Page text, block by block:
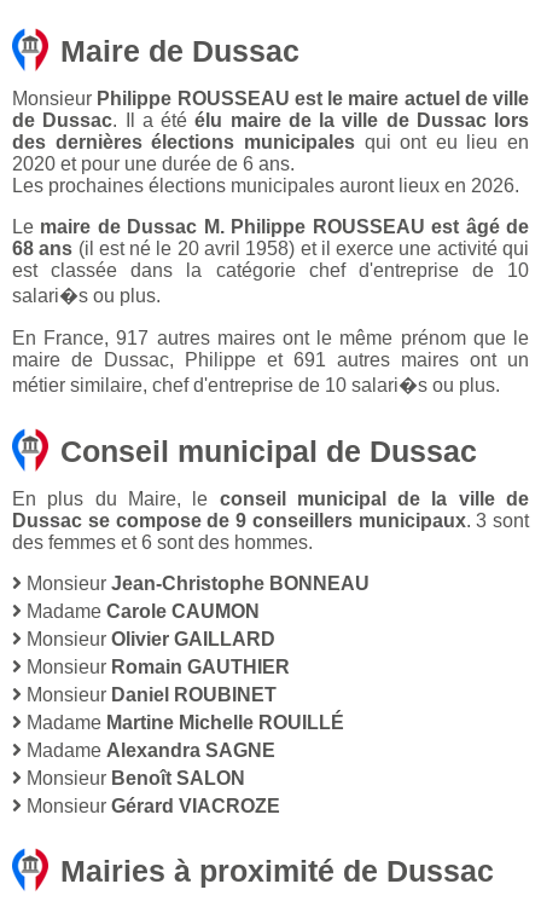
Maire de Dussac
Monsieur Philippe ROUSSEAU est le maire actuel de ville
de Dussac. Il a étéélu maire de la ville de Dussac lors
des dernières élections municipalesqui ont eu lieu en
2020 et pour une durée de 6 ans.
Les prochaines élections municipales auront lieux en 2026.
Le maire de Dussac M. Philippe ROUSSEAU est âgé de
68 ans (il est né le 20 avril 1958) et il exerce une activité qui
est classée dans la catégorie chef d'entreprise de 10
salari�s ou plus.
En France, 917 autres maires ont le même prénom que le
maire de Dussac, Philippe et 691 autres maires ont un
métier similaire, chef d'entreprise de 10 salari�s ou plus.
Conseil municipal de Dussac
En plus du Maire, le conseil municipal de la ville de
Dussac se compose de 9 conseillers municipaux. 3 sont
des femmes et 6 sont des hommes.
Monsieur Jean-Christophe BONNEAU
Madame Carole CAUMON
Monsieur Olivier GAILLARD
Monsieur Romain GAUTHIER
Monsieur Daniel ROUBINET
Madame Martine Michelle ROUILLÉ
Madame Alexandra SAGNE
Monsieur Benoît SALON
Monsieur Gérard VIACROZE
Mairies à proximité de Dussac